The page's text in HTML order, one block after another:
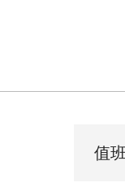
值